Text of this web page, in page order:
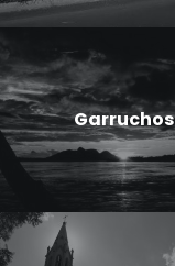
Garruchos